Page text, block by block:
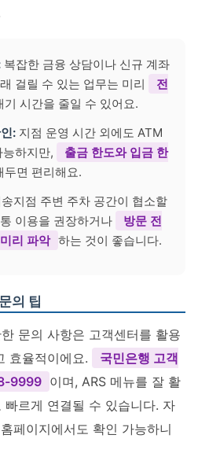
복잡한 금융 상담이나 신규 계좌
걸릴 수 있는 업무는 미리
전
기 시간을 줄일 수 있어요.
: 지점 운영 시간 외에도 ATM
하지만,
출금 한도와 입금 한
두면 편리해요.
지점 주변 주차 공간이 협소할
이용을 권장하거나
방문 전
리 파악 하는 것이 좋습니다.
의 팁
문의 사항은 고객센터를 활용
효율적이에요.
국민은행 고객
9999 이며, ARS 메뉴를 잘 활
빠르게 연결될 수 있습니다. 자
페이지에서도 확인 가능하니